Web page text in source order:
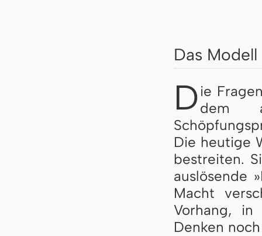
Das
D ie
dem
Die heutige
bestreiten.
auslösende
Macht
Vorhang,
Denken